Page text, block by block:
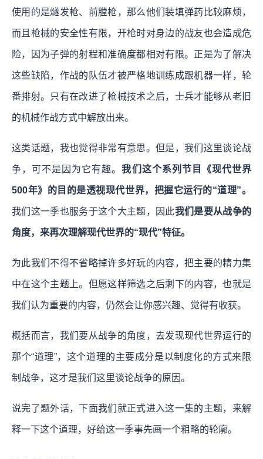
使用的是燧发枪、前膛枪，那么他们装填弹药比较麻烦，
而且枪械的安全性有限，开枪时对身边的战友也会造成危
险，因为子弹的射程和准确度都相对有限。正是为了解决
这些缺陷，作战的队伍才被严格地训练成跟机器一样，轮
番排射。只有在改进了枪械技术之后，士兵才能够从老旧
的机械作战方式中解放出来。
这类话题，我也觉得非常有意思。但是，我们这里谈论战
争，可不是因为它有趣。我们这个系列节目《现代世界
500年》的目的是透视现代世界，把握它运行的“道理”。
我们这一季也服务于这个大主题，因此我们是要从战争的
角度，来再次理解现代世界的“现代”特征。
为此我们不得不省略掉许多好玩的内容，把主要的精力集
中在这个主题上。但愿这样筛选之后剩下的内容，也就是
我们认为重要的内容，仍然会让你感兴趣、觉得有收获。
概括而言，我们要从战争的角度，去发现现代世界运行的
那个“道理”，这个道理的主要成分是以制度化的方式来限
制战争，这才是我们这里谈论战争的原因。
说完了题外话，下面我们就正式进入这一集的主题，来解
释一下这个道理，好给这一季事先画一个粗略的轮廓。